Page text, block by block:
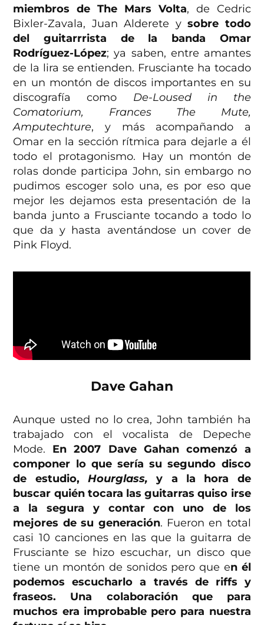
miembros de The Mars Volta, de Cedric
Bixler-Zavala, Juan Alderete ysobre todo
del guitarrrista de la banda Omar
Rodríguez-López; ya saben, entre amantes
de la lira se entienden. Frusciante ha tocado
en un montón de discos importantes en su
discografía como De-Loused in the
Comatorium, Frances The Mute,
Amputechture, y más acompañando a
Omar en la sección rítmica para dejarle a él
todo el protagonismo. Hay un montón de
rolas donde participa John, sin embargo no
pudimos escoger solo una, es por eso que
mejor les dejamos esta presentación de la
banda junto a Frusciante tocando a todo lo
que da y hasta aventándose un cover de
Pink Floyd.
Dave Gahan
Aunque usted no lo crea, John también ha
trabajado con el vocalista de Depeche
Mode. En 2007 Dave Gahan comenzó a
componer lo que sería su segundo disco
de estudio,Hourglass,y a la hora de
buscar quién tocara las guitarras quiso irse
a la segura y contar con uno de los
mejores de su generación. Fueron en total
casi 10 canciones en las que la guitarra de
Frusciante se hizo escuchar, un disco que
tiene un montón de sonidos pero que en él
podemos escucharlo a través de riffs y
fraseos. Una colaboración que para
muchos era improbable pero para nuestra